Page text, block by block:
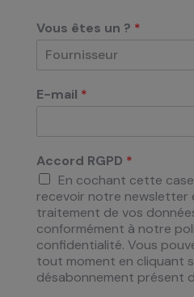
Vous êtes un ? *
Fournisseur
E-mail *
Accord RGPD *
En cochant cette
recevoir notre newsletter
traitement de vos
conformément à notre
confidentialité. Vous
tout moment en cliquant
désabonnement présent